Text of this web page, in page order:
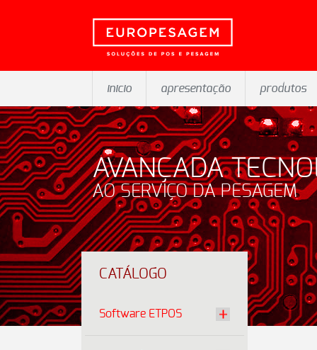
inicio apresentação produtos
AVANÇADA
AO SERVIÇO DA PESAGEM
CATÁLOGO
Software ETPOS